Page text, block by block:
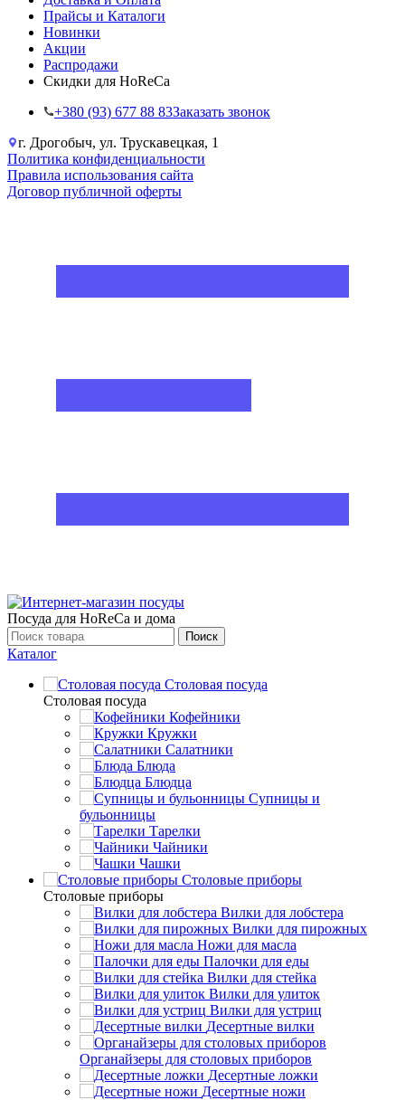
Прайсы и Каталоги
Новинки
Акции
Распродажи
Скидки для HoReCa
+38‎0 (93) 677 88 83Заказать звонок
г. Дрогобыч, ул. Трускавецкая, 1
Политика конфиденциальности
Правила использования сайта
Договор публичной оферты
Посуда для HoReCa и дома
Поиск
Каталог
Столовая посуда
Столовая посуда
Кофейники
Кружки
Салатники
Блюда
Блюдца
Супницы и
бульонницы
Тарелки
Чайники
Чашки
Cтоловые приборы
Cтоловые приборы
Вилки для лобстера
Вилки для пирожных
Ножи для масла
Палочки для еды
Вилки для стейка
Вилки для улиток
Вилки для устриц
Десертные вилки
Органайзеры для столовых приборов
Десертные ложки
Десертные ножи